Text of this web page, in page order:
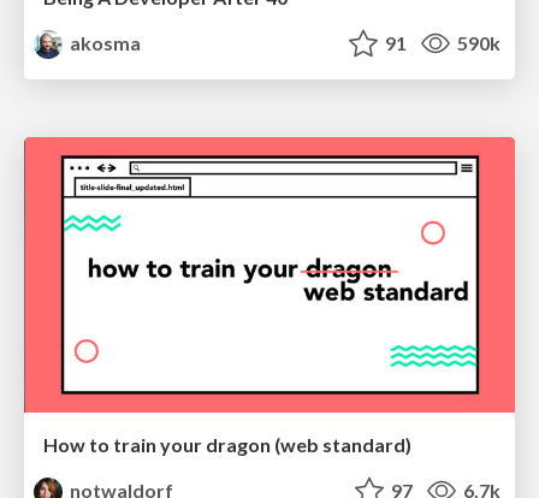
akosma
91 590k
How to train your dragon (web standard)
notwaldorf
97 6.7k